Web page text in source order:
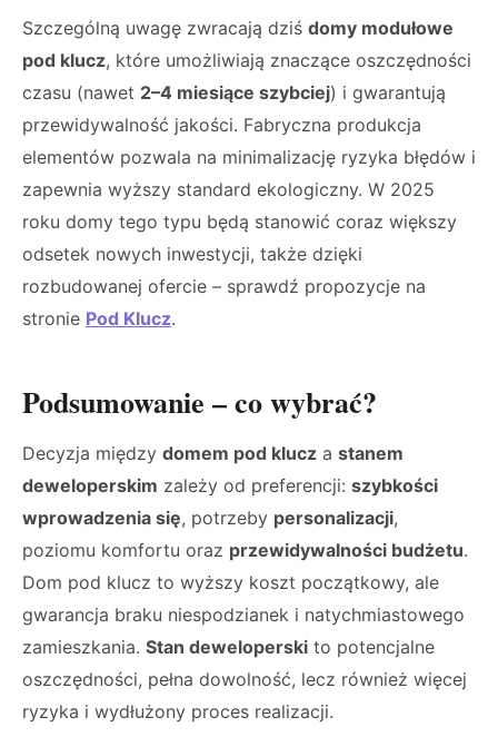
Szczególną uwagę zwracają dziś domy modułowe
pod klucz, które umożliwiają znaczące oszczędności
czasu (nawet 2–4 miesiące szybciej) i gwarantują
przewidywalność jakości. Fabryczna produkcja
elementów pozwala na minimalizację ryzyka błędów i
zapewnia wyższy standard ekologiczny. W 2025
roku domy tego typu będą stanowić coraz większy
odsetek nowych inwestycji, także dzięki
rozbudowanej ofercie – sprawdź propozycje na
stronie Pod Klucz.
Podsumowanie – co wybrać?
Decyzja między domem pod klucz a stanem
deweloperskim zależy od preferencji: szybkości
wprowadzenia się, potrzeby personalizacji,
poziomu komfortu oraz przewidywalności budżetu.
Dom pod klucz to wyższy koszt początkowy, ale
gwarancja braku niespodzianek i natychmiastowego
zamieszkania. Stan deweloperski to potencjalne
oszczędności, pełna dowolność, lecz również więcej
ryzyka i wydłużony proces realizacji.